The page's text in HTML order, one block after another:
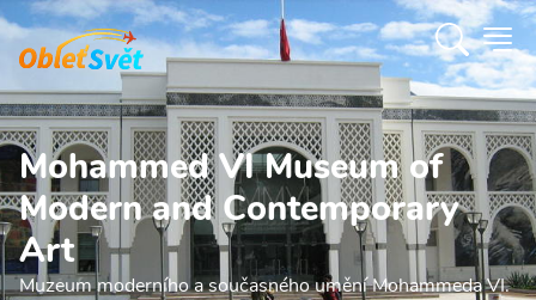
Mohammed VI Museum of
Modern and Contemporary
Art
Muzeum moderního a současného umění Mohammeda VI.